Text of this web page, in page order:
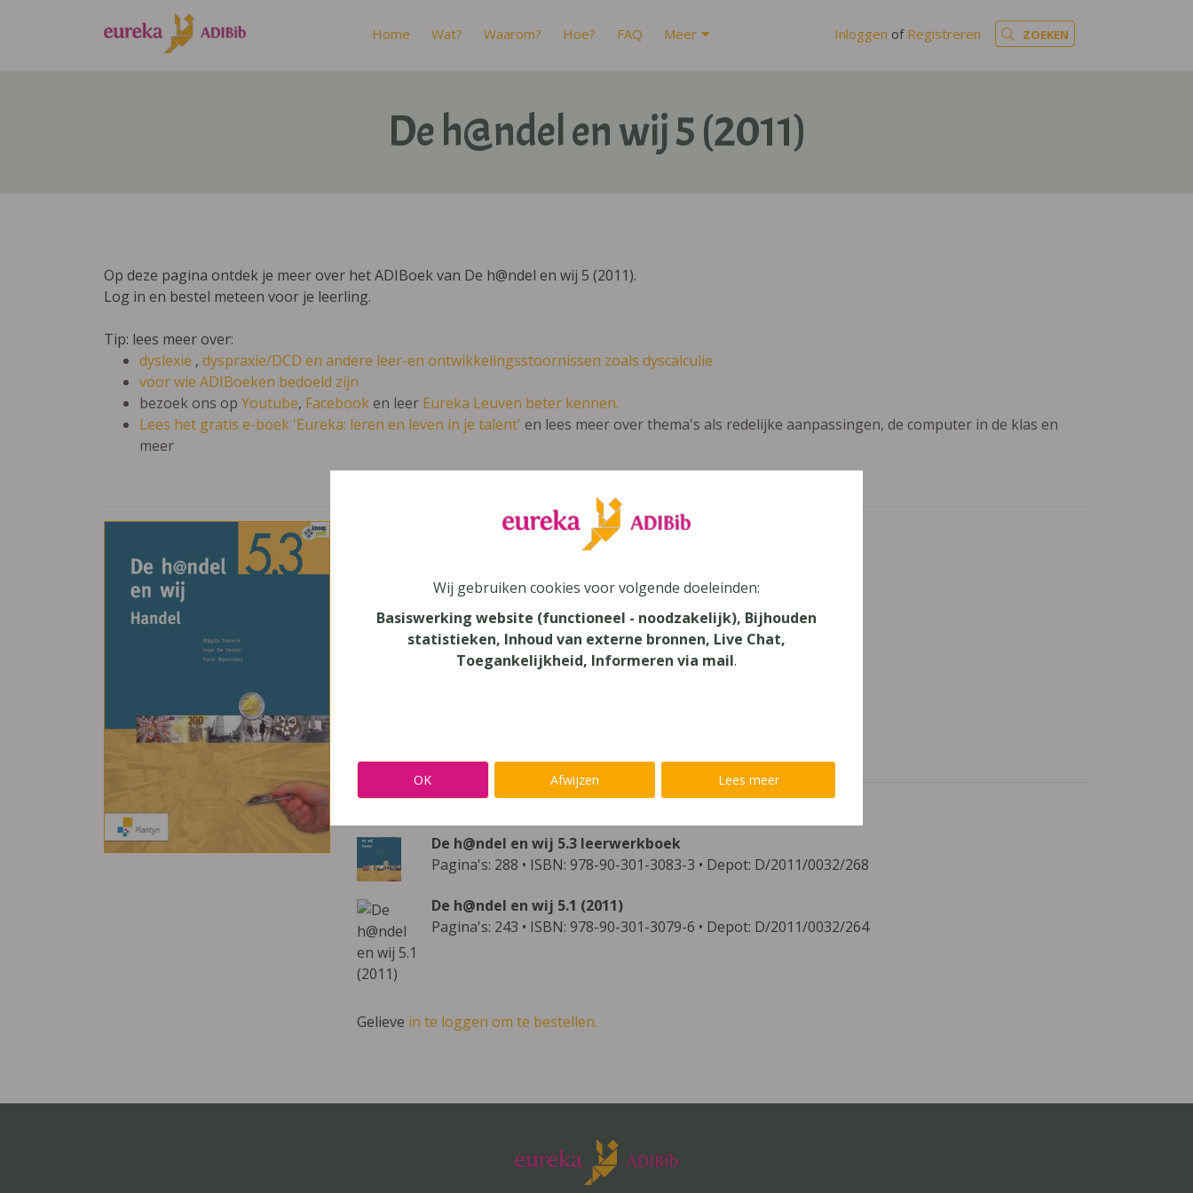
Home Wat? Waarom? Hoe? FAQ Meer Inloggen of Registreren ZOEKEN
De h@ndel en wij 5 (2011)
Op deze pagina ontdek je meer over het ADIBoek van De h@ndel en wij 5 (2011).
Log in en bestel meteen voor je leerling.
Tip: lees meer over:
dyslexie , dyspraxie/DCD en andere leer-en ontwikkelingsstoornissen zoals dyscalculie
voor wie ADIBoeken bedoeld zijn
bezoek ons op Youtube, Facebooken leer Eureka Leuven beter kennen.
Lees het gratis e-boek 'Eureka: leren en leven in je talent' en lees meer over thema's als redelijke aanpassingen, de computer in de klas en
meer
De h@ndel en wij 5 (2011)
Niveau
Secundair Onderwijs - TSO
Plantyn
De h@ndel en wij 5.3 leerwerkboek
Pagina's: 288 • ISBN: 978-90-301-3083-3 • Depot: D/2011/0032/268
De h@ndel en wij 5.1 (2011)
Pagina's: 243 • ISBN: 978-90-301-3079-6 • Depot: D/2011/0032/264
Gelieve in te loggen om te bestellen.
Wij gebruiken cookies voor volgende doeleinden:
Basiswerking website (functioneel - noodzakelijk), Bijhouden
statistieken, Inhoud van externe bronnen, Live Chat,
Toegankelijkheid, Informeren via mail.
OK Afwijzen Lees meer